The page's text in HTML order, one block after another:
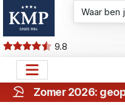
9.8
Zomer 2026: